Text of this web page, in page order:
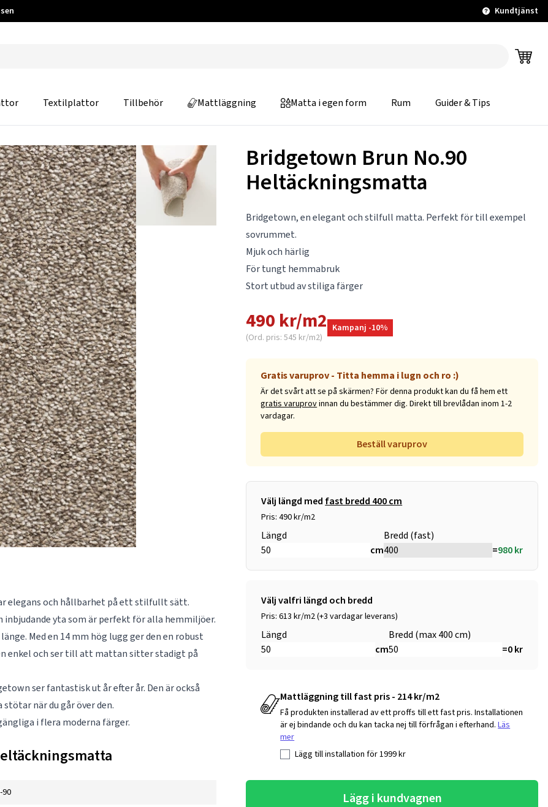
Kundtjänst
Textilplattor Tillbehör Mattläggning Matta i egen form Rum Guider & Tips
Bridgetown Brun No.90
Heltäckningsmatta
Bridgetown, en elegant och stilfull matta. Perfekt för till exempel
sovrummet.
Mjuk och härlig
För tungt hemmabruk
Stort utbud av stiliga färger
490 kr/m2
(Ord. pris: 545 kr/m2)
Kampanj -10%
Gratis varuprov - Titta hemma i lugn och ro :)
Är det svårt att se på skärmen? För denna produkt kan du få hem ett
gratis varuprovinnan du bestämmer dig. Direkt till brevlådan inom 1-2
vardagar.
Beställ varuprov
Välj längd med fast bredd 400 cm
Pris: 490 kr/m2
Längd
cm
Bredd (fast)
=980kr
Välj valfri längd och bredd
Pris: 613 kr/m2 (+3 vardagar leverans)
Längd
cm
Bredd (max 400 cm)
=0kr
Mattläggning till fast pris - 214 kr/m2
Få produkten installerad av ett proffs till ett fast pris. Installationen
är ej bindande och du kan tacka nej till förfrågan i efterhand.Läs
mer
Lägg till installation för1999kr
Lägg i kundvagnen
elegans och hållbarhet på ett stilfullt sätt.
inbjudande yta som är perfekt för alla hemmiljöer.
Med en 14 mm hög lugg ger den en robust
enkel och ser till att mattan sitter stadigt på
ser fantastisk ut år efter år. Den är också
när du går över den.
i flera moderna färger.
90